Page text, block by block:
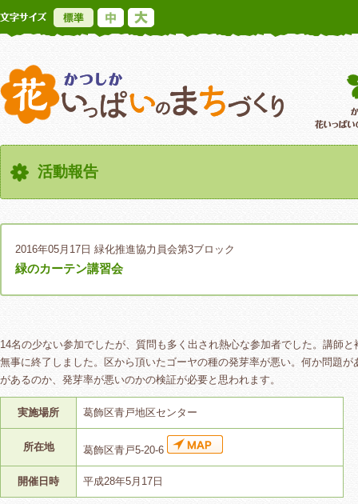
標準
かつしか花い
活動報告
2016年05月17日 緑化推進協力員会第3ブロック
緑のカーテン講習会
14名の少ない参加でしたが、質問も多く出され熱心な参加者でした。講師
無事に終了しました。区から頂いたゴーヤの種の発芽率が悪い。何か問題
があるのか、発芽率が悪いのかの検証が必要と思われます。
実施場所 葛飾区青戸地区センター
所在地 葛飾区青戸5-20-6
開催日時 平成28年5月17日